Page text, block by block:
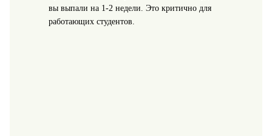
вы выпали на 1-2 недели. Это критично для
работающих студентов.